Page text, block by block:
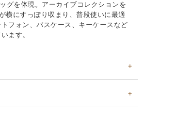
グを体現。アーカイブコレクションを
横にすっぽり収まり、普段使いに最適
フォン、パスケース、キーケースなど
ます。